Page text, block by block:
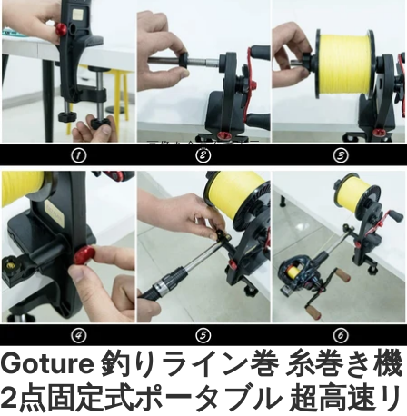
画像を全画面で表示
Goture 釣りライン巻 糸巻き機
2点固定式ポータブル 超高速リ